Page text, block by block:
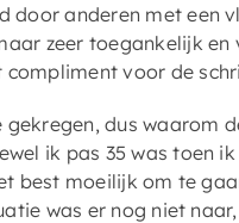
door anderen met een
zeer toegankelijk
voor de
gekregen, dus waarom
ik pas 35 was toen
best moeilijk om te
was er nog niet